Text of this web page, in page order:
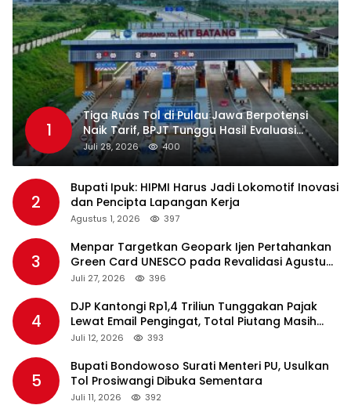
1
Tiga Ruas Tol di Pulau Jawa Berpotensi
Naik Tarif, BPJT Tunggu Hasil Evaluasi
Standar Pelayanan
Juli 28, 2026 400
2
Bupati Ipuk: HIPMI Harus Jadi Lokomotif Inovasi
dan Pencipta Lapangan Kerja
Agustus 1, 2026 397
3
Menpar Targetkan Geopark Ijen Pertahankan
Green Card UNESCO pada Revalidasi Agustus
2026
Juli 27, 2026 396
4
DJP Kantongi Rp1,4 Triliun Tunggakan Pajak
Lewat Email Pengingat, Total Piutang Masih
Rp36 Triliun
Juli 12, 2026 393
5
Bupati Bondowoso Surati Menteri PU, Usulkan
Tol Prosiwangi Dibuka Sementara
Juli 11, 2026 392